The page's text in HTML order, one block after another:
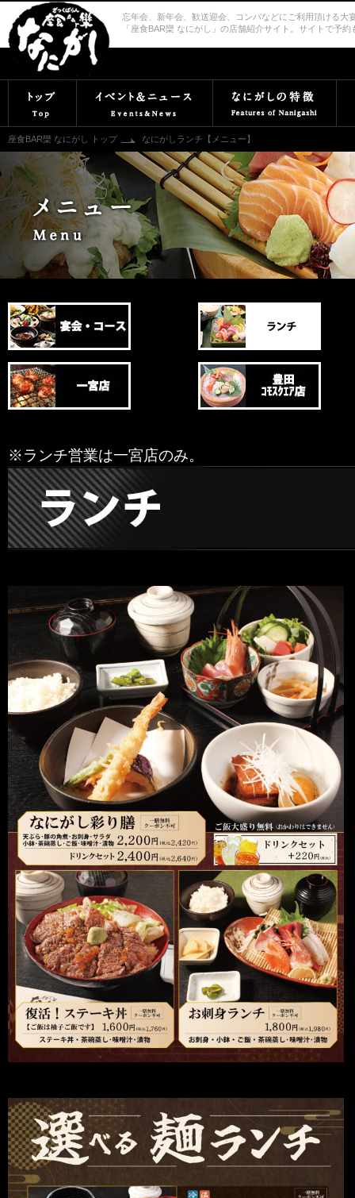
忘年会、新年会、歓送迎会、コンパなどにご利用頂ける大
「座食BAR欒 なにがし」の店舗紹介サイト。サイトで予約
座食BAR欒 なにがし トップ なにがしランチ【メニュー】
※ランチ営業は一宮店のみ。